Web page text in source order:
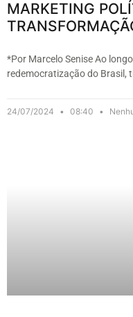
MARKETING
*Por Marcelo Senise Ao
redemocratização do Brasil,
24/07/2024 08:40